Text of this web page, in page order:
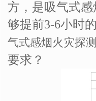
方，是吸气式
够提前3-6小时
气式感烟火灾探
要求？